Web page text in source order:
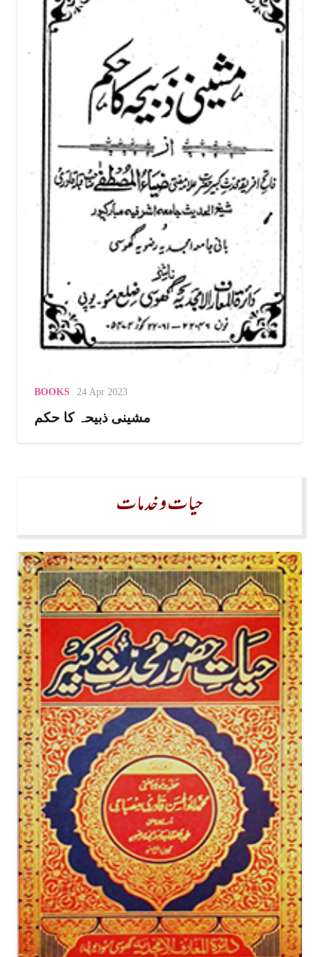
’’میں اس طالبِ علم(حضور محدثِ کبیر) کو اتنا پڑھا سکتا ہوں جتنا
دوسرے سَو طلبا کوبھی نہیں پڑھا سکتا۔‘‘یعنی حضور محدثِ کبیر اتنی
قابلیت رکھتے ہیں کہ دیگر سو طلبا سے زیادہ علم حاصل کر سکتے ہیں۔
چناں چہ ان کے والد اور استاذِ گرامی کی پیش گوئی صحیح ثابت ہوئی اور
آج ان کی علمی شان و شوکت اور محدثانہ عظمت سے اہل علم
واقف ہیں۔حضور حافظ ملت اکثر کہا کرتے تھے:’’ میں نے جو کچھ
اپنے استاد صدرالشریعہ سے حاصل کیا، سب ضیاء المصطفیٰ ( محدثِ
کبیر) کو دیا۔‘‘
حضور محدثِ کبیر پر ان کے اساتذہ کی یہ عنایت و مہربانی کسی ذاتی
منفعت کے لیے نہیں تھی بلکہ ان کی پیشانی سے چمکنے والی خوش بختی
و سعادت مندی کی کرنوں کا مشاہدہ کرنے کے بعدانہوں نے
خصوصی توجہات سے نوازا۔
بیعت وخلافت :
آپ کو حضور مفتی اعظم ہند حضرت مولانامصطفی رضاقادری برکاتی
٭اساتذہ کرام :
تدریسی خدمات:
حضور حافظ ملت نے آپ کو محض ۲۲؍سال کی عمر میں ’’دارالعلوم
فتحیہ‘‘فرفرہ شریف ضلع ہگلی ،بنگال بہ حیثیت شیخ الحدیث بھیجا۔
وہاں آپ کی عمر کو دیکھتے ہوئے لوگ بہت شکستہ خاطر ہوئے
کہ بھلایہ کیا اس منصب کو سنبھال پائیں گے مگر دوسرے روز بغیر
مطالعہ جلالین شریف، مقامات حریری اور بخاری شریف وغیرہ کا
جب درس دیا تو سب دنگ رہ گئے اور آپ کے گرویدہ ہوگئے۔
تقریباً دس سالوں تک وہاں بحیثیت شیخ الحدیث تدریسی فرائض
انجام دیتے رہے۔اس کے بعد بنگال کی سنیت کی حیات تازہ کے
لیے آپ نے بے پناہ جدو جہد کے بعد ہوڑہ میں ’’دارالعلوم ضیاء
الاسلام ‘‘ قائم کیاجوآج بھی دینی خدمات انجام دے رہاہے۔
۱۳۹۲ھ میں حضرت علامہ حافظ عبدالرئوف بلیاوی علیہ الرحمہ کی
وفات کے بعد حضور حافظ ملت رحمۃ اللہ علیہ نے ان کی جگہ پر آپ کو
بلا کرمقرر فرمایا۔آپ کو درس نظامیہ کے جملہ فنون پر مہارت تامہ
حاصل ہے خصوصاً فن حدیث میں ایسا ملکہ ہے کہ علمی حلقوں میں
آپ ’’محدث کبیر‘‘کے خطاب سے یاد کیے جاتے ہیں۔علمی
صلاحیت اور تحقیقی اُمو ر میں اکابر علما نے بھی آپ کی علمی لیاقت کو
BOOKS 24 Apr 2023
مشینی ذبیحہ کا حکم
حیات و خدمات